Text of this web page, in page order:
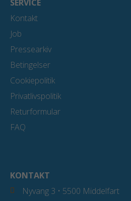
SERVICE
Kontakt
Job
Pressearkiv
Betingelser
Cookiepolitik
Privatlivspolitik
Returformular
FAQ
KONTAKT
Nyvang 3 • 5500 Middelfart